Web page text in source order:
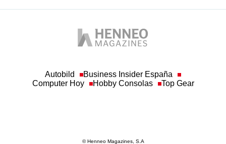
Autobild
Business Insider España
Computer Hoy
Hobby Consolas Top Gear
© Henneo Magazines, S.A